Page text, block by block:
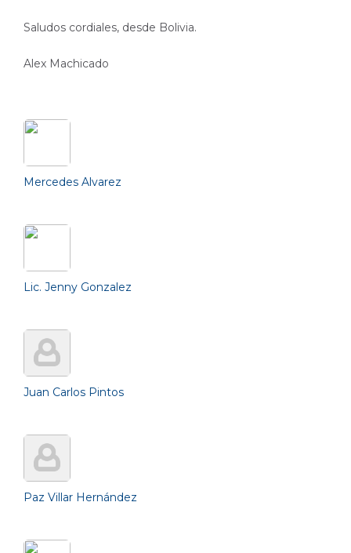
Saludos cordiales, desde Bolivia.
Alex Machicado
Mercedes Alvarez
Lic. Jenny Gonzalez
Juan Carlos Pintos
Paz Villar Hernández